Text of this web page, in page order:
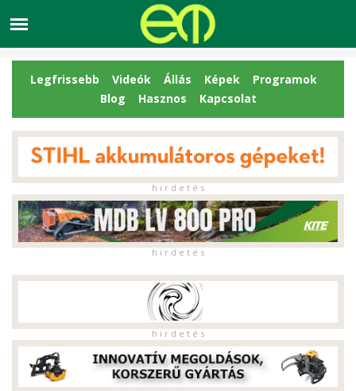
Legfrissebb Videók Állás Képek
Programok
Blog
Hasznos Kapcsolat
h i r d e t é s
h i r d e t é s
h i r d e t é s